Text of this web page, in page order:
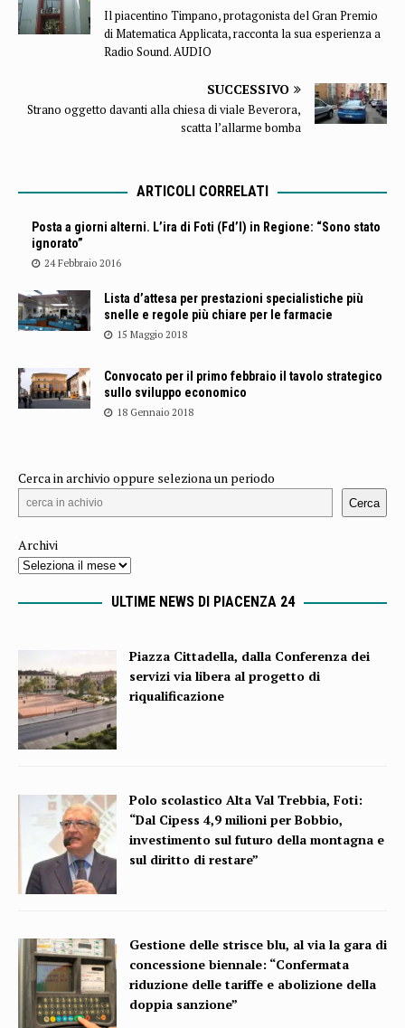
Il piacentino Timpano, protagonista del Gran Premio
di Matematica Applicata, racconta la sua esperienza a
Radio Sound. AUDIO
SUCCESSIVO
Strano oggetto davanti alla chiesa di viale Beverora,
scatta l’allarme bomba
ARTICOLI CORRELATI
Posta a giorni alterni. L’ira di Foti (Fd’I) in Regione: “Sono stato
ignorato”
24 Febbraio 2016
Lista d’attesa per prestazioni specialistiche più
snelle e regole più chiare per le farmacie
15 Maggio 2018
Convocato per il primo febbraio il tavolo strategico
sullo sviluppo economico
18 Gennaio 2018
Cerca in archivio oppure seleziona un periodo
Cerca
Archivi
ULTIME NEWS DI PIACENZA 24
Piazza Cittadella, dalla Conferenza dei
servizi via libera al progetto di
riqualificazione
Polo scolastico Alta Val Trebbia, Foti:
“Dal Cipess 4,9 milioni per Bobbio,
investimento sul futuro della montagna e
sul diritto di restare”
Gestione delle strisce blu, al via la gara di
concessione biennale: “Confermata
riduzione delle tariffe e abolizione della
doppia sanzione”